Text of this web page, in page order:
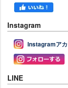
Instagram
Instagramアカ
LINE